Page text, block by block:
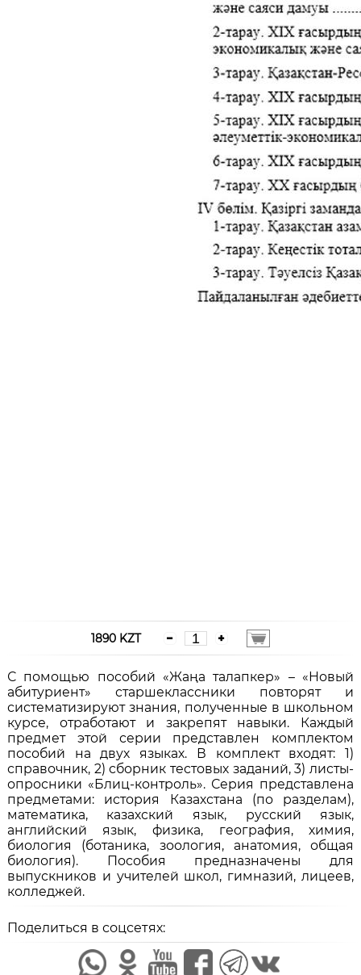
1890 KZT
С помощью пособий «Жаңа талапкер» – «Новый
абитуриент» старшеклассники повторят и
систематизируют знания, полученные в школьном
курсе, отработают и закрепят навыки. Каждый
предмет этой серии представлен комплектом
пособий на двух языках. В комплект входят: 1)
справочник, 2) сборник тестовых заданий, 3) листы-
опросники «Блиц-контроль». Серия представлена
предметами: история Казахстана (по разделам),
математика, казахский язык, русский язык,
английский язык, физика, география, химия,
биология (ботаника, зоология, анатомия, общая
биология). Пособия предназначены для
выпускников и учителей школ, гимназий, лицеев,
колледжей.
Поделиться в соцсетях: